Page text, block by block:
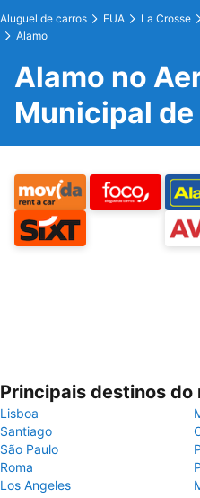
Aluguel de carros EUA La Crosse
Alamo
Alamo no
Municipal de
Principais destinos do
Lisboa
Santiago
São Paulo
Roma
Los Angeles